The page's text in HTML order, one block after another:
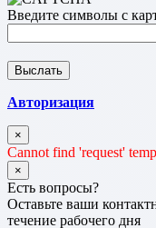
Введите символы с
Авторизация
×
Cannot find 'request'
×
Есть вопросы?
Оставьте ваши
течение рабочего дня